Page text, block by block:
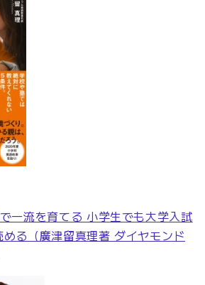
一流を育てる 小学生でも大学入試
る（廣津留真理著 ダイヤモンド